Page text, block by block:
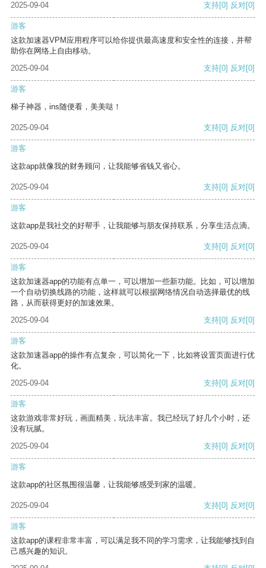
2025-09-04
支持[0] 反对[0]
游客
这款加速器VPM应用程序可以给你提供最高速度和安全性的连接，并帮
助你在网络上自由移动。
2025-09-04
支持[0] 反对[0]
游客
梯子神器，ins随便看，美美哒！
2025-09-04 支持[0] 反对[0]
游客
这款app就像我的财务顾问，让我能够省钱又省心。
2025-09-04 支持[0] 反对[0]
游客
这款app是我社交的好帮手，让我能够与朋友保持联系，分享生活点滴。
2025-09-04 支持[0] 反对[0]
游客
这款加速器app的功能有点单一，可以增加一些新功能。比如，可以增加
一个自动切换线路的功能，这样就可以根据网络情况自动选择最优的线
路，从而获得更好的加速效果。
2025-09-04
支持[0] 反对[0]
游客
这款加速器app的操作有点复杂，可以简化一下，比如将设置页面进行优
化。
2025-09-04
支持[0] 反对[0]
游客
这款游戏非常好玩，画面精美，玩法丰富。我已经玩了好几个小时，还
没有玩腻。
2025-09-04
支持[0] 反对[0]
游客
这款app的社区氛围很温馨，让我能够感受到家的温暖。
2025-09-04 支持[0] 反对[0]
游客
这款app的课程非常丰富，可以满足我不同的学习需求，让我能够找到自
己感兴趣的知识。